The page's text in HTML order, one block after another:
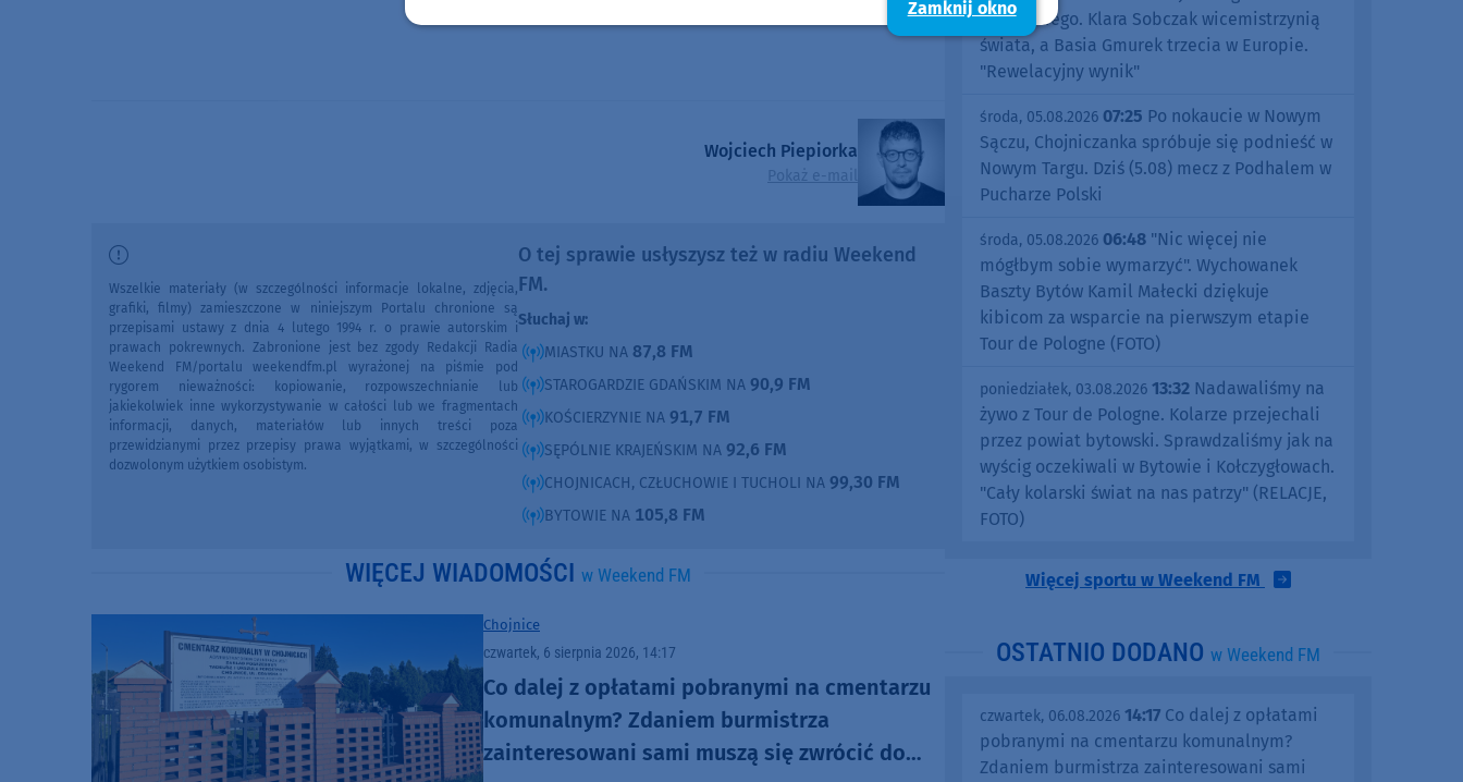
Wojciech Piepiorka
Pokaż e-mail
O tej sprawie usłyszysz też w radiu Weekend
FM.
Słuchaj w:
MIASTKU NA 87,8 FM
STAROGARDZIE GDAŃSKIM NA 90,9 FM
KOŚCIERZYNIE NA 91,7 FM
SĘPÓLNIE KRAJEŃSKIM NA 92,6 FM
CHOJNICACH, CZŁUCHOWIE I TUCHOLI NA 99,30 FM
BYTOWIE NA 105,8 FM
Wszelkie materiały (w szczególności informacje lokalne, zdjęcia,
grafiki, filmy) zamieszczone w niniejszym Portalu chronione są
przepisami ustawy z dnia 4 lutego 1994 r. o prawie autorskim i
prawach pokrewnych. Zabronione jest bez zgody Redakcji Radia
Weekend FM/portalu weekendfm.pl wyrażonej na piśmie pod
rygorem nieważności: kopiowanie, rozpowszechnianie lub
jakiekolwiek inne wykorzystywanie w całości lub we fragmentach
informacji, danych, materiałów lub innych treści poza
przewidzianymi przez przepisy prawa wyjątkami, w szczególności
dozwolonym użytkiem osobistym.
WIĘCEJ WIADOMOŚCI w Weekend FM
Chojnice
czwartek, 6 sierpnia 2026, 14:17
Co dalej z opłatami pobranymi na cmentarzu
komunalnym? Zdaniem burmistrza
zainteresowani sami muszą się zwrócić do
Żeglarskiego. Klara Sobczak wicemistrzynią
świata, a Basia Gmurek trzecia w Europie.
"Rewelacyjny wynik"
środa, 05.08.2026 07:25 Po nokaucie w Nowym
Sączu, Chojniczanka spróbuje się podnieść w
Nowym Targu. Dziś (5.08) mecz z Podhalem w
Pucharze Polski
środa, 05.08.2026 06:48 "Nic więcej nie
mógłbym sobie wymarzyć". Wychowanek
Baszty Bytów Kamil Małecki dziękuje
kibicom za wsparcie na pierwszym etapie
Tour de Pologne (FOTO)
poniedziałek, 03.08.2026 13:32 Nadawaliśmy na
żywo z Tour de Pologne. Kolarze przejechali
przez powiat bytowski. Sprawdzaliśmy jak na
wyścig oczekiwali w Bytowie i Kołczygłowach.
"Cały kolarski świat na nas patrzy" (RELACJE,
FOTO)
Więcej sportu w Weekend FM
OSTATNIO DODANO w Weekend FM
czwartek, 06.08.2026 14:17 Co dalej z opłatami
pobranymi na cmentarzu komunalnym?
Zdaniem burmistrza zainteresowani sami
Zamknij okno